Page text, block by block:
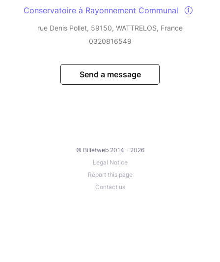
Conservatoire à Rayonnement Communal
rue Denis Pollet, 59150, WATTRELOS, France
0320816549
Send a message
© Billetweb 2014 - 2026
Legal Notice
Report this page
Contact us